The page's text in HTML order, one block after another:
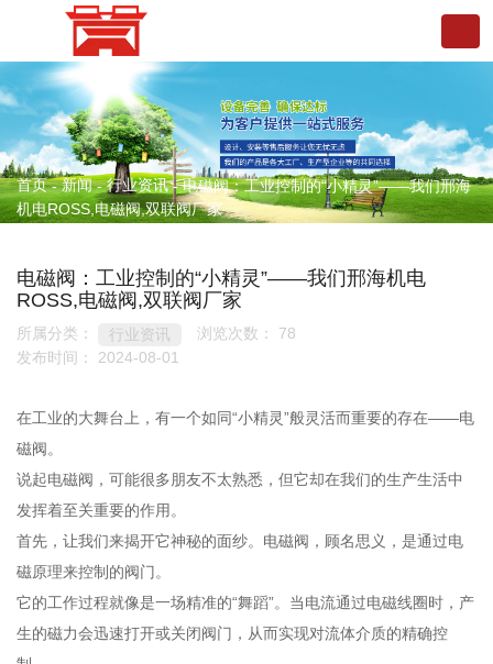
首页-新闻 -行业资讯 -电磁阀：工业控制的“小精灵”——我们邢海
机电ROSS,电磁阀,双联阀厂家
电磁阀：工业控制的“小精灵”——我们邢海机电
ROSS,电磁阀,双联阀厂家
所属分类： 行业资讯 浏览次数： 78
发布时间： 2024-08-01
在工业的大舞台上，有一个如同“小精灵”般灵活而重要的存在——电
磁阀。
说起电磁阀，可能很多朋友不太熟悉，但它却在我们的生产生活中
发挥着至关重要的作用。
首先，让我们来揭开它神秘的面纱。电磁阀，顾名思义，是通过电
磁原理来控制的阀门。
它的工作过程就像是一场精准的“舞蹈”。当电流通过电磁线圈时，产
生的磁力会迅速打开或关闭阀门，从而实现对流体介质的精确控